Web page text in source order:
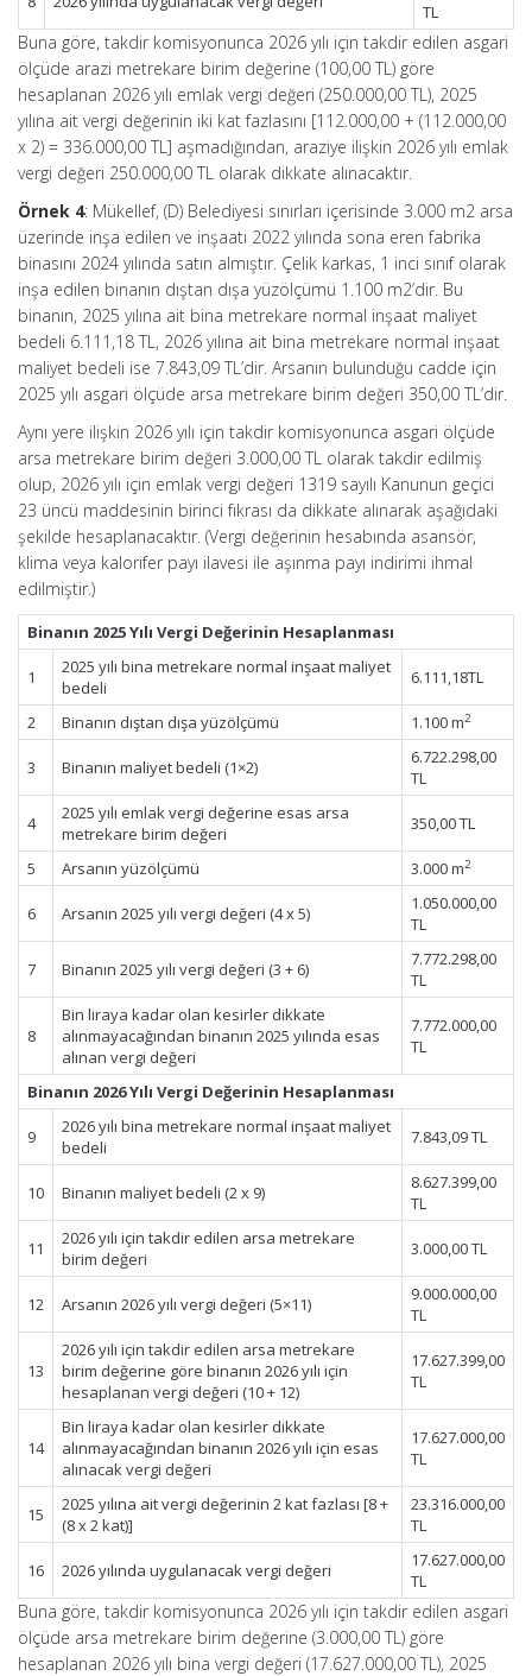
TL
Buna göre, takdir komisyonunca 2026 yılı için takdir edilen asgari
ölçüde arazi metrekare birim değerine (100,00 TL) göre
hesaplanan 2026 yılı emlak vergi değeri (250.000,00 TL), 2025
yılına ait vergi değerinin iki kat fazlasını [112.000,00 + (112.000,00
x 2) = 336.000,00 TL] aşmadığından, araziye ilişkin 2026 yılı emlak
vergi değeri 250.000,00 TL olarak dikkate alınacaktır.
Örnek 4: Mükellef, (D) Belediyesi sınırları içerisinde 3.000 m2 arsa
üzerinde inşa edilen ve inşaatı 2022 yılında sona eren fabrika
binasını 2024 yılında satın almıştır. Çelik karkas, 1 inci sınıf olarak
inşa edilen binanın dıştan dışa yüzölçümü 1.100 m2’dir. Bu
binanın, 2025 yılına ait bina metrekare normal inşaat maliyet
bedeli 6.111,18 TL, 2026 yılına ait bina metrekare normal inşaat
maliyet bedeli ise 7.843,09 TL’dir. Arsanın bulunduğu cadde için
2025 yılı asgari ölçüde arsa metrekare birim değeri 350,00 TL’dir.
Aynı yere ilişkin 2026 yılı için takdir komisyonunca asgari ölçüde
arsa metrekare birim değeri 3.000,00 TL olarak takdir edilmiş
olup, 2026 yılı için emlak vergi değeri 1319 sayılı Kanunun geçici
23 üncü maddesinin birinci fıkrası da dikkate alınarak aşağıdaki
şekilde hesaplanacaktır. (Vergi değerinin hesabında asansör,
klima veya kalorifer payı ilavesi ile aşınma payı indirimi ihmal
edilmiştir.)
Binanın 2025 Yılı Vergi Değerinin Hesaplanması
1
2025 yılı bina metrekare normal inşaat maliyet
bedeli
6.111,18TL
2 Binanın dıştan dışa yüzölçümü 1.100 m2
3 Binanın maliyet bedeli (1×2)
6.722.298,00
TL
4
2025 yılı emlak vergi değerine esas arsa
metrekare birim değeri
350,00 TL
5 Arsanın yüzölçümü 3.000 m2
6 Arsanın 2025 yılı vergi değeri (4 x 5)
1.050.000,00
TL
7 Binanın 2025 yılı vergi değeri (3 + 6)
7.772.298,00
TL
8
Bin liraya kadar olan kesirler dikkate
alınmayacağından binanın 2025 yılında esas
alınan vergi değeri
7.772.000,00
TL
Binanın 2026 Yılı Vergi Değerinin Hesaplanması
9
2026 yılı bina metrekare normal inşaat maliyet
bedeli
7.843,09 TL
10 Binanın maliyet bedeli (2 x 9)
8.627.399,00
TL
11
2026 yılı için takdir edilen arsa metrekare
birim değeri
3.000,00 TL
12 Arsanın 2026 yılı vergi değeri (5×11)
9.000.000,00
TL
13
2026 yılı için takdir edilen arsa metrekare
birim değerine göre binanın 2026 yılı için
hesaplanan vergi değeri (10 + 12)
17.627.399,00
TL
14
Bin liraya kadar olan kesirler dikkate
alınmayacağından binanın 2026 yılı için esas
alınacak vergi değeri
17.627.000,00
TL
15
2025 yılına ait vergi değerinin 2 kat fazlası [8 +
(8 x 2 kat)]
23.316.000,00
TL
16 2026 yılında uygulanacak vergi değeri
17.627.000,00
TL
Buna göre, takdir komisyonunca 2026 yılı için takdir edilen asgari
ölçüde arsa metrekare birim değerine (3.000,00 TL) göre
hesaplanan 2026 yılı bina vergi değeri (17.627.000,00 TL), 2025